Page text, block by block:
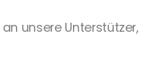
unsere Unterstützer,